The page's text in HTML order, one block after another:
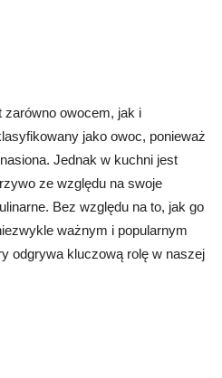
zarówno owocem, jak i
jako owoc, ponieważ
Jednak w kuchni jest
ze względu na swoje
Bez względu na to, jak go
ważnym i popularnym
odgrywa kluczową rolę w naszej